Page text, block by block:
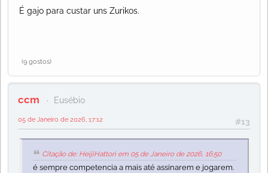
É gajo para custar uns Zurikos.
(9 gostos)
ccm Eusébio
#13
05 de Janeiro de 2026, 17:12
Citação de: HeijiHattori em 05 de Janeiro de 2026, 16:50
é sempre competencia a mais até assinarem e jogarem.